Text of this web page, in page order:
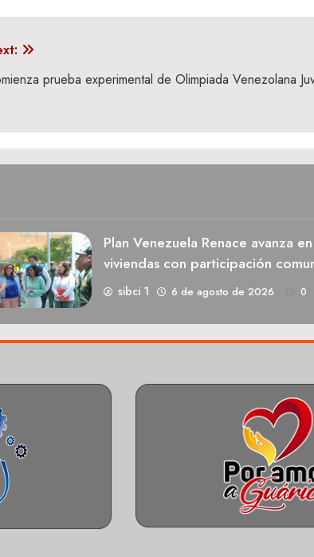
prueba experimental de Olimpiada Venezolana
Plan Venezuela Renace avanza
viviendas con participación
sibci 1 6 de agosto de 2026 0